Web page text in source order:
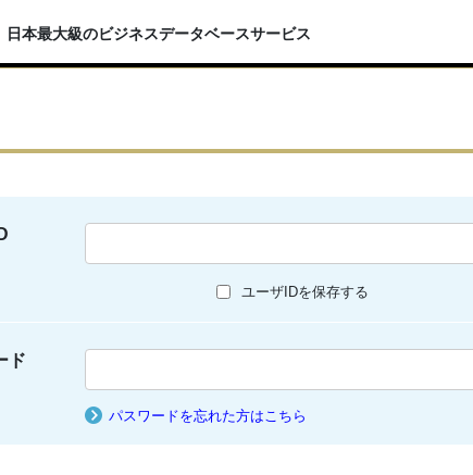
日本最大級のビジネスデータベースサービス
ユーザIDを保存する
ド
パスワードを忘れた方はこちら